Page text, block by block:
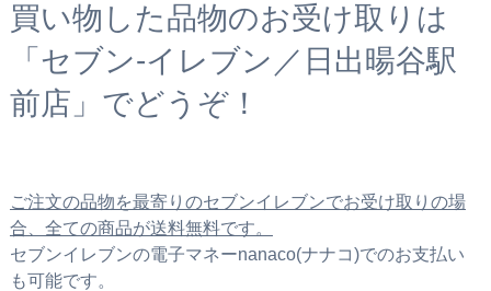
買い物した品物のお受け取りは
「セブン‐イレブン／日出暘谷駅
前店」でどうぞ！
ご注文の品物を最寄りのセブンイレブンでお受け取りの場
合、全ての商品が送料無料です。
セブンイレブンの電子マネーnanaco(ナナコ)でのお支払い
も可能です。